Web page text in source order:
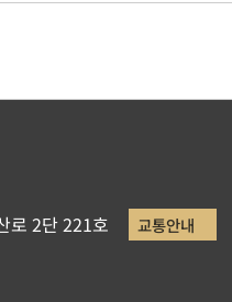
로 2단 221호 교통안내